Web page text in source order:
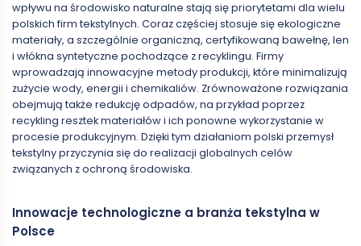
wpływu na środowisko naturalne stają się priorytetami dla wielu
polskich firm tekstylnych. Coraz częściej stosuje się ekologiczne
materiały, a szczególnie organiczną, certyfikowaną bawełnę, len
i włókna syntetyczne pochodzące z recyklingu. Firmy
wprowadzają innowacyjne metody produkcji, które minimalizują
zużycie wody, energii i chemikaliów. Zrównoważone rozwiązania
obejmują także redukcję odpadów, na przykład poprzez
recykling resztek materiałów i ich ponowne wykorzystanie w
procesie produkcyjnym. Dzięki tym działaniom polski przemysł
tekstylny przyczynia się do realizacji globalnych celów
związanych z ochroną środowiska.
Innowacje technologiczne a branża tekstylna w
Polsce